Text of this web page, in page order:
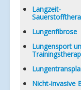
Langzeit-
Lungenfibrose
Lungensport
Nicht-invasive